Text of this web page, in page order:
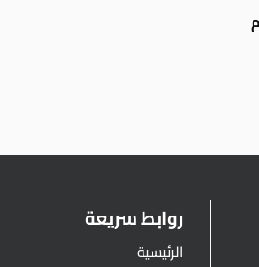
روابط سريعة
الرئيسية